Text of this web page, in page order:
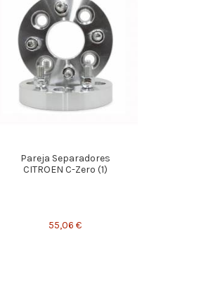
Pareja Separadores
CITROEN C-Zero (1)
55,06 €